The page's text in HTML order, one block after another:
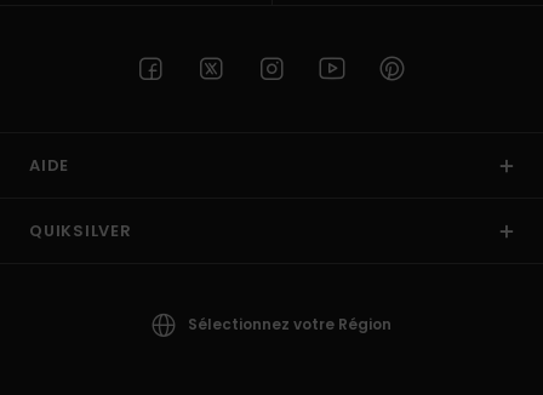
AIDE
QUIKSILVER
Sélectionnez votre Région